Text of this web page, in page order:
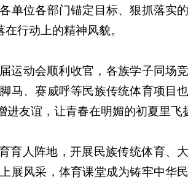
单位各部门锚定目标、狠抓落实
行动上的精神风貌。
运动会顺利收官，各族学子同场竞
马、赛威呼等民族传统体育项目
友谊，让青春在明媚的初夏里飞
育人阵地，开展民族传统体育、
展风采，体育课堂成为铸牢中华